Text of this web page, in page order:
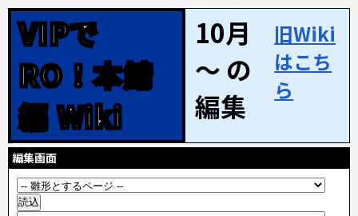
VIPで
RO！本鯖
編 Wiki
10月
～ の
編集
旧Wiki
はこち
ら
編集画面